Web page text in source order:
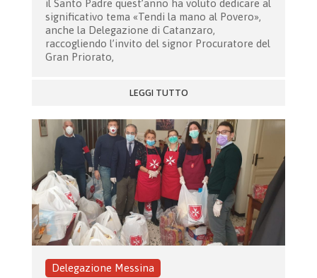
il Santo Padre quest’anno ha voluto dedicare al
significativo tema «Tendi la mano al Povero»,
anche la Delegazione di Catanzaro,
raccogliendo l’invito del signor Procuratore del
Gran Priorato,
LEGGI TUTTO
Delegazione Messina